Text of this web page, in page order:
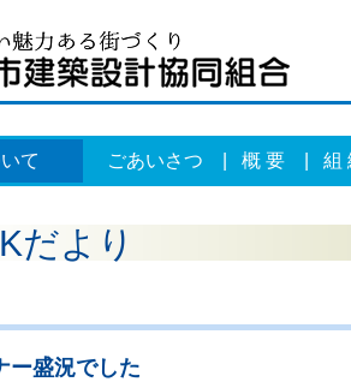
て ごあいさつ 概 要 組
だより
ー盛況でした